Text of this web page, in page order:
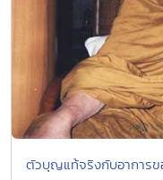
ตัวบุญแท้จริงกับอาการ